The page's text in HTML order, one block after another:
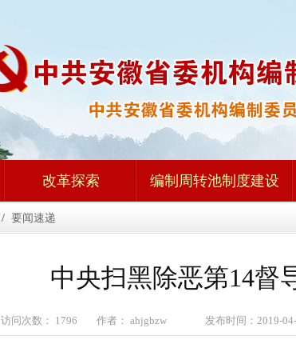
改革探索 编制周转池制度建设
/ 要闻速递
中央扫黑除恶第14督
访问次数： 1796 作者： ahjgbzw 发布时间：2019-04-